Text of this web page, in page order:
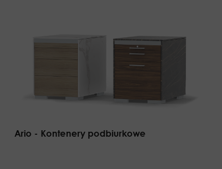
Ario - Kontenery podbiurkowe